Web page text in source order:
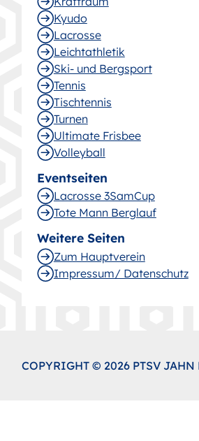
Kyudo
Lacrosse
Leichtathletik
Ski- und Bergsport
Tennis
Tischtennis
Turnen
Ultimate Frisbee
Volleyball
Eventseiten
Lacrosse 3SamCup
Tote Mann Berglauf
Weitere Seiten
Zum Hauptverein
Impressum/ Datenschutz
COPYRIGHT © 2026 PTSV JAHN